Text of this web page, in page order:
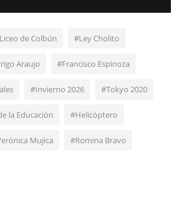
de Colbún #Ley Cholito
Araujo #Francisco Espinoza
#Invierno 2026 #Tokyo 2020
la Educación #Helicóptero
Mujica #Romina Bravo